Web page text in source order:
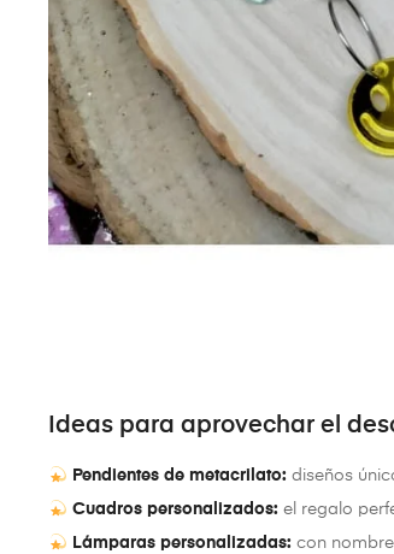
Ideas para aprovechar el
Pendientes de metacrilato:diseños
Cuadros personalizados:el regalo
Lámparas personalizadas:con nombre